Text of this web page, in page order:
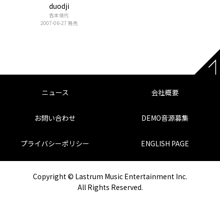
duodji
吉本佳代
2007-06-27 発売
ニュース 会社概要
お問い合わせ DEMO音源募集
プライバシーポリシー ENGLISH PAGE
Copyright © Lastrum Music Entertainment Inc.
All Rights Reserved.